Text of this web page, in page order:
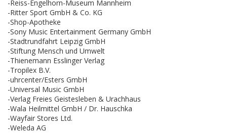
-Reiss-Engelhorn-Museum Mannheim
-Ritter Sport GmbH & Co. KG
-Shop-Apotheke
-Sony Music Entertainment Germany GmbH
-Stadtrundfahrt Leipzig GmbH
-Stiftung Mensch und Umwelt
-Thienemann Esslinger Verlag
-Tropilex B.V.
-uhrcenter/Esters GmbH
-Universal Music GmbH
-Verlag Freies Geistesleben & Urachhaus
-Wala Heilmittel GmbH / Dr. Hauschka
-Wayfair Stores Ltd.
-Weleda AG